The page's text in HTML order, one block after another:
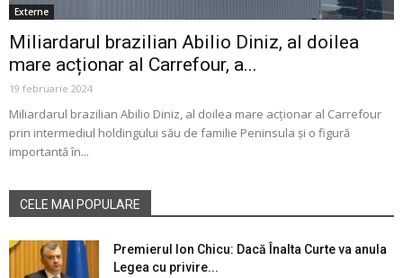
Externe
Miliardarul brazilian Abilio Diniz, al doilea
mare acționar al Carrefour, a...
19 februarie 2024
Miliardarul brazilian Abilio Diniz, al doilea mare acționar al Carrefour
prin intermediul holdingului său de familie Peninsula și o figură
importantă în...
CELE MAI POPULARE
Premierul Ion Chicu: Dacă Înalta Curte va anula
Legea cu privire...